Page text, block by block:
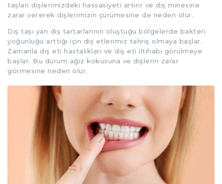
taşları dişlerimizdeki hassasiyeti artırır ve diş minesine
zarar vererek dişlerimizin çürümesine de neden olur.
Diş taşı yan diş tartarlarının oluştuğu bölgelerde bakteri
yoğunluğu arttığı için diş etlerimiz tahriş olmaya başlar.
Zamanla diş eti hastalıkları ve diş eti iltihabı görülmeye
başlar. Bu durum ağız kokusuna ve dişlerin zarar
görmesine neden olur.